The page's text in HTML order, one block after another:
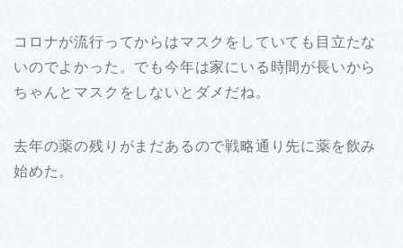
コロナが流行ってからはマスクをしていても目立たな
いのでよかった。でも今年は家にいる時間が長いから
ちゃんとマスクをしないとダメだね。
去年の薬の残りがまだあるので戦略通り先に薬を飲み
始めた。